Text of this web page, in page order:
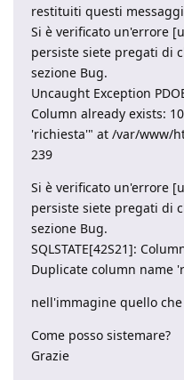
restituiti questi
Si è verificato un'errore
persiste siete pregati di
sezione Bug.
Uncaught Exception
Column already exists:
'richiesta'" at /var/www/
239
Si è verificato un'errore
persiste siete pregati di
sezione Bug.
SQLSTATE[42S21]:
Duplicate column name
nell'immagine quello
Come posso sistemare?
Grazie